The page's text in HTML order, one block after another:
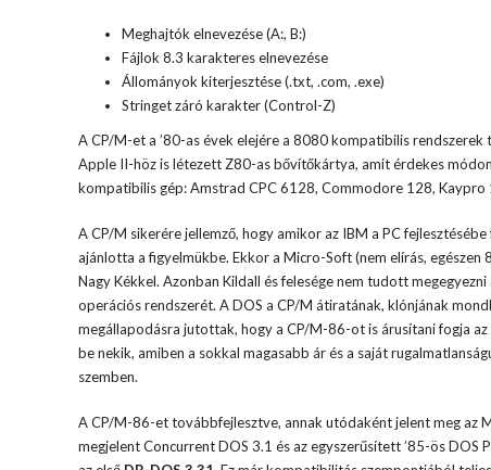
Meghajtók elnevezése (A:, B:)
Fájlok 8.3 karakteres elnevezése
Állományok kiterjesztése (.txt, .com, .exe)
Stringet záró karakter (Control-Z)
A CP/M-et a ’80-as évek elejére a 8080 kompatibilis
Apple II-höz is létezett Z80-as bővítőkártya, amit érdekes
kompatibilis gép: Amstrad CPC 6128, Commodore 128, Kaypro
A CP/M sikerére jellemző, hogy amikor az IBM a PC
ajánlotta a figyelmükbe. Ekkor a Micro-Soft (nem elírás,
Nagy Kékkel. Azonban Kildall és felesége nem tudott
operációs rendszerét. A DOS a CP/M átiratának, klónjának
megállapodásra jutottak, hogy a CP/M-86-ot is árusítani fogja
be nekik, amiben a sokkal magasabb ár és a saját
szemben.
A CP/M-86-et továbbfejlesztve, annak utódaként jelent meg az
megjelent Concurrent DOS 3.1 és az egyszerűsített ’85-ös DOS